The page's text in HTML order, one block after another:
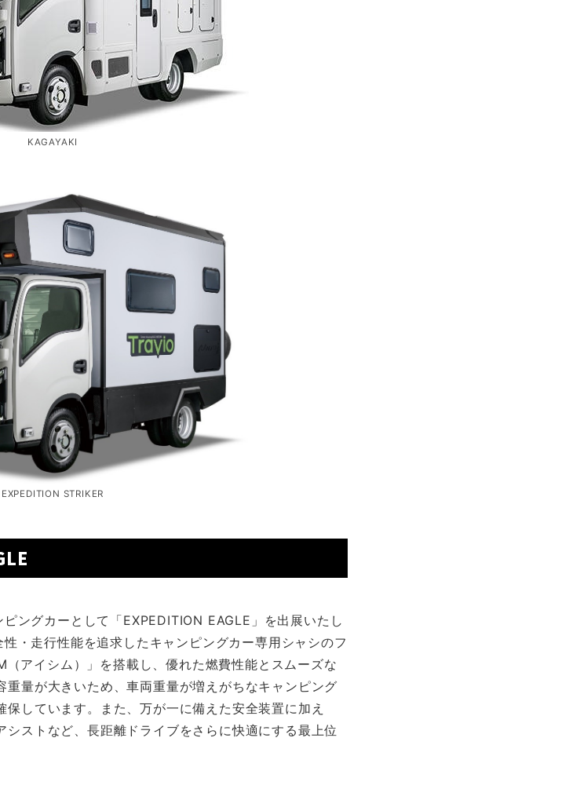
KAGAYAKI
EXPEDITION STRIKER
ングカーとして「EXPEDITION EAGLE」を出展いたし
・走行性能を追求したキャンピングカー専用シャシのフ
アイシム）」を搭載し、優れた燃費性能とスムーズな
重量が大きいため、車両重量が増えがちなキャンピング
しています。また、万が一に備えた安全装置に加え
ストなど、長距離ドライブをさらに快適にする最上位